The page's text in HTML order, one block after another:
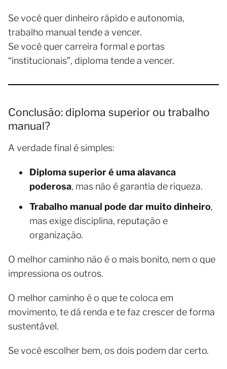
Se você quer dinheiro rápido e autonomia,
trabalho manual tende a vencer.
Se você quer carreira formal e portas
“institucionais”, diploma tende a vencer.
Conclusão: diploma superior ou trabalho
manual?
A verdade final é simples:
Diploma superior é uma alavanca
poderosa, mas não é garantia de riqueza.
Trabalho manual pode dar muito dinheiro,
mas exige disciplina, reputação e
organização.
O melhor caminho não é o mais bonito, nem o que
impressiona os outros.
O melhor caminho é o que te coloca em
movimento, te dá renda e te faz crescer de forma
sustentável.
Se você escolher bem, os dois podem dar certo.